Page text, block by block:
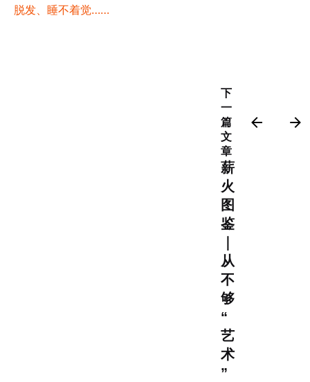
脱发、睡不着觉……
下
一
篇
文
章
薪
火
图
鉴
从
不
够
“
艺
术
”